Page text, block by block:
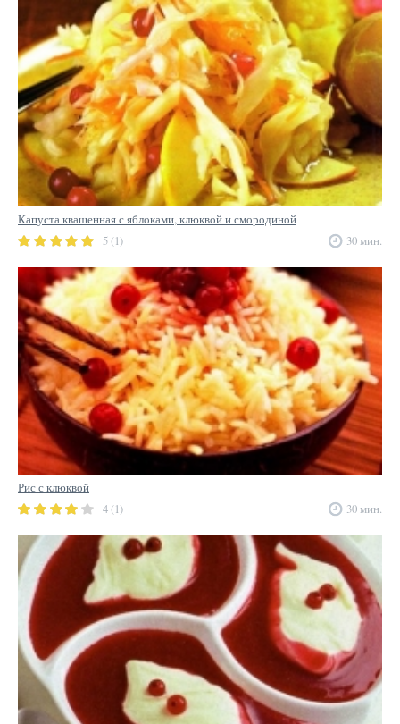
Капуста квашенная с яблоками, клюквой и смородиной
5 (1)
30 мин.
Рис с клюквой
4 (1)
30 мин.